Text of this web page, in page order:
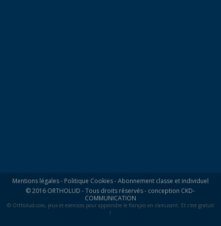
Mentions légales- Politique Cookies-Abonnement classe et individuel
© 2016 ORTHOLUD - Tous droits réservés - conception CKD-
COMMUNICATION
© Ortholud.com, jeux et exercices pour apprendre le français en s'amusant. Et c'est gratuit
!